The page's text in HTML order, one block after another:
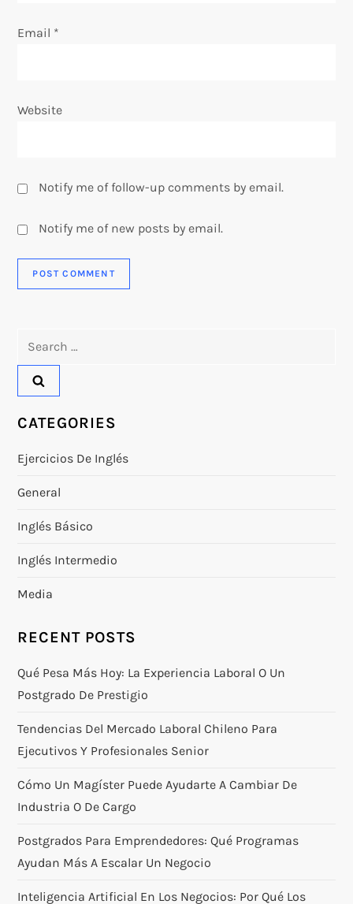
Email *
Website
Notify me of follow-up comments by email.
Notify me of new posts by email.
CATEGORIES
Ejercicios De Inglés
General
Inglés Básico
Inglés Intermedio
Media
RECENT POSTS
Qué Pesa Más Hoy: La Experiencia Laboral O Un
Postgrado De Prestigio
Tendencias Del Mercado Laboral Chileno Para
Ejecutivos Y Profesionales Senior
Cómo Un Magíster Puede Ayudarte A Cambiar De
Industria O De Cargo
Postgrados Para Emprendedores: Qué Programas
Ayudan Más A Escalar Un Negocio
Inteligencia Artificial En Los Negocios: Por Qué Los